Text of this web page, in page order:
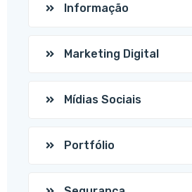
Informação
Marketing Digital
Mídias Sociais
Portfólio